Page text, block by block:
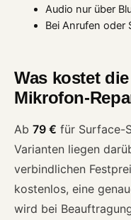
Audio nur über
Bei Anrufen oder
Was kostet
Mikrofon-
Ab 79 € für Surface-
Varianten liegen
verbindlichen
kostenlos, eine
wird bei